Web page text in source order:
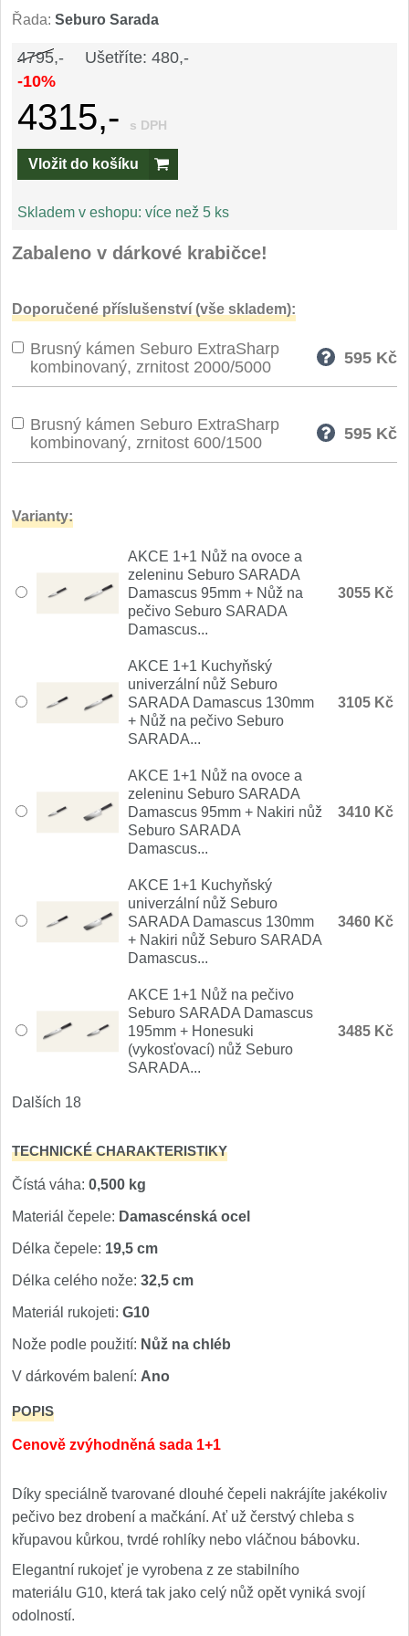
Speciální nože
Vrhací nože
Záchranářské
Ostření nožů
Ostřiče nožů
Brusné kameny 3
Nože SEBURO
Sady nožů SEBURO 6
Nože Seburo SARADA 93
Nože Seburo HOKORI
Nože Seburo HOGANI 20
Nože Seburo WEST 21
Nože Tojiro Shippu 2
Nože Tojiro Zen 1
Nože Samura MO-V 4
Nože Samura Bamboo 1
Ostřiče nožů V-Sharp
Brousky na nože
4
Dárky
Značky
Řada: Seburo Sarada
4795,- Ušetříte: 480,-
-10%
4315,- s DPH
Vložit do košíku
Skladem v eshopu: více než 5 ks
Zabaleno v dárkové krabičce!
Doporučené příslušenství (vše skladem):
Brusný kámen Seburo ExtraSharp
kombinovaný, zrnitost 2000/5000
595 Kč
Brusný kámen Seburo ExtraSharp
kombinovaný, zrnitost 600/1500
595 Kč
Varianty:
AKCE 1+1 Nůž na ovoce a
zeleninu Seburo SARADA
Damascus 95mm + Nůž na
pečivo Seburo SARADA
Damascus...
3055 Kč
AKCE 1+1 Kuchyňský
univerzální nůž Seburo
SARADA Damascus 130mm
+ Nůž na pečivo Seburo
SARADA...
3105 Kč
AKCE 1+1 Nůž na ovoce a
zeleninu Seburo SARADA
Damascus 95mm + Nakiri nůž
Seburo SARADA
Damascus...
3410 Kč
AKCE 1+1 Kuchyňský
univerzální nůž Seburo
SARADA Damascus 130mm
+ Nakiri nůž Seburo SARADA
Damascus...
3460 Kč
AKCE 1+1 Nůž na pečivo
Seburo SARADA Damascus
195mm + Honesuki
(vykosťovací) nůž Seburo
SARADA...
3485 Kč
Dalších 18
TECHNICKÉ CHARAKTERISTIKY
Čístá váha: 0,500 kg
Materiál čepele: Damascénská ocel
Délka čepele: 19,5 cm
Délka celého nože: 32,5 cm
Materiál rukojeti: G10
Nože podle použití: Nůž na chléb
V dárkovém balení: Ano
POPIS
Cenově zvýhodněná sada 1+1
Díky speciálně tvarované dlouhé čepeli nakrájíte jakékoliv
pečivo bez drobení a mačkání. Ať už čerstvý chleba s
křupavou kůrkou, tvrdé rohlíky nebo vláčnou bábovku.
Elegantní rukojeť je vyrobena z ze stabilního
materiálu G10, která tak jako celý nůž opět vyniká svojí
odolností.